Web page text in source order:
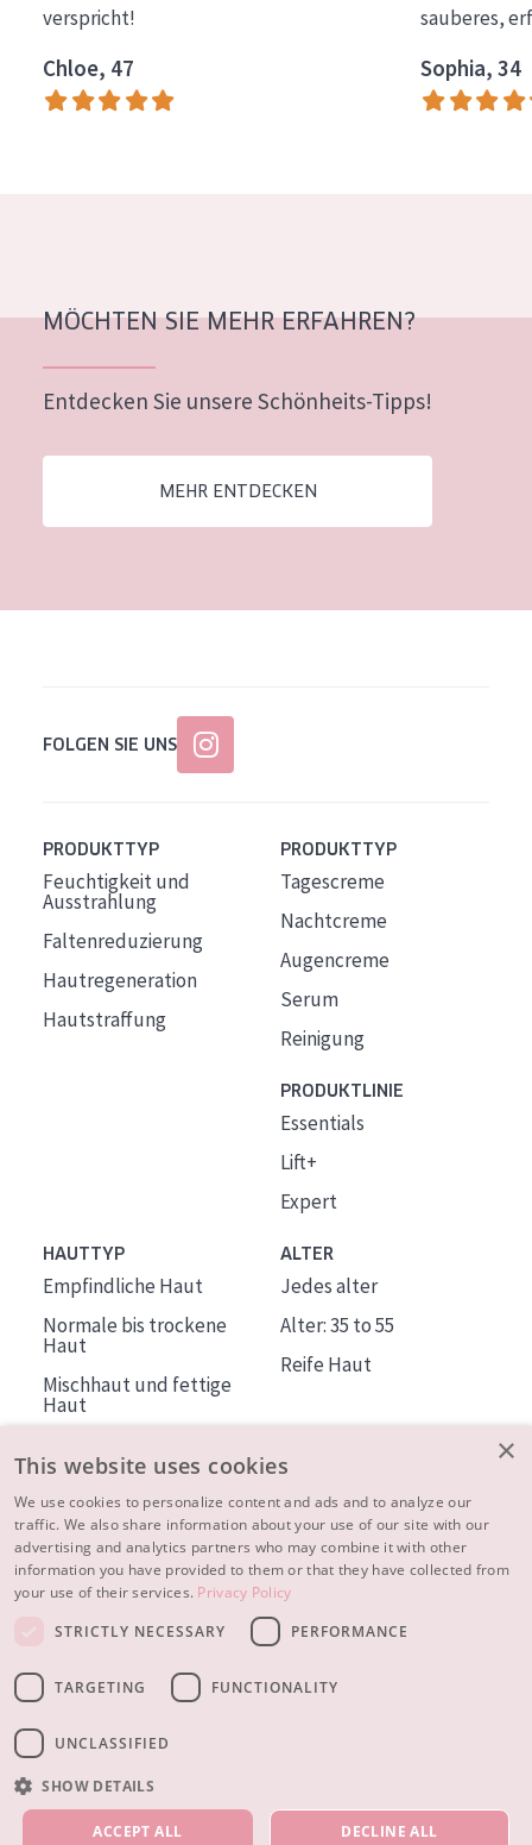
UNSERE PRODUKTE
Mischhaut und fettige Haut
Reife Haut
Der Sonne ausgesetzte Haut
Reife Haut
verspricht!
Chloe, 47
sauberes,
Sophia, 34
MÖCHTEN SIE MEHR ERFAHREN?
Entdecken Sie unsere Schönheits-Tipps!
MEHR ENTDECKEN
FOLGEN SIE UNS
PRODUKTTYP
Feuchtigkeit und
Ausstrahlung
Faltenreduzierung
Hautregeneration
Hautstraffung
PRODUKTTYP
Tagescreme
Nachtcreme
Augencreme
Serum
Reinigung
PRODUKTLINIE
Essentials
Lift+
Expert
HAUTTYP
Empfindliche Haut
Normale bis trockene
Haut
Mischhaut und fettige
Haut
Haut
ALTER
Jedes alter
Alter: 35 to 55
Reife Haut
ÜBER DIADERMINE
Mehr über uns
Inspiration
×
This website uses cookies
We use cookies to personalize content and ads and to analyze our
traffic. We also share information about your use of our site with our
advertising and analytics partners who may combine it with other
information you have provided to them or that they have collected from
your use of their services. Privacy Policy
STRICTLY NECESSARY
PERFORMANCE
TARGETING FUNCTIONALITY
UNCLASSIFIED
SHOW DETAILS
ACCEPT ALL DECLINE ALL